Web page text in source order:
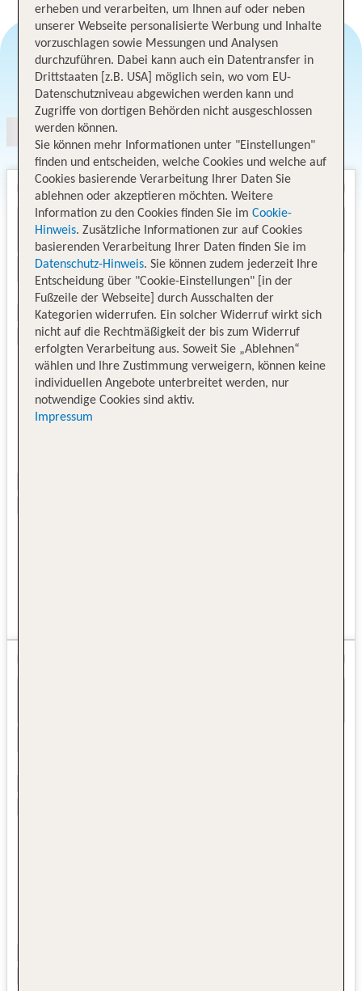
Angebotsauswahl
erheben und verarbeiten, um Ihnen auf oder neben
unserer Webseite personalisierte Werbung und Inhalte
vorzuschlagen sowie Messungen und Analysen
durchzuführen. Dabei kann auch ein Datentransfer in
Drittstaaten [z.B. USA] möglich sein, wo vom EU-
Datenschutzniveau abgewichen werden kann und
Zugriffe von dortigen Behörden nicht ausgeschlossen
werden können.
Sie können mehr Informationen unter "Einstellungen"
finden und entscheiden, welche Cookies und welche auf
Cookies basierende Verarbeitung Ihrer Daten Sie
ablehnen oder akzeptieren möchten. Weitere
Information zu den Cookies finden Sie im Cookie-
Hinweis. Zusätzliche Informationen zur auf Cookies
basierenden Verarbeitung Ihrer Daten finden Sie im
Datenschutz-Hinweis. Sie können zudem jederzeit Ihre
Entscheidung über "Cookie-Einstellungen" [in der
Fußzeile der Webseite] durch Ausschalten der
Kategorien widerrufen. Ein solcher Widerruf wirkt sich
nicht auf die Rechtmäßigkeit der bis zum Widerruf
erfolgten Verarbeitung aus. Soweit Sie „Ablehnen“
wählen und Ihre Zustimmung verweigern, können keine
individuellen Angebote unterbreitet werden, nur
notwendige Cookies sind aktiv.
Impressum